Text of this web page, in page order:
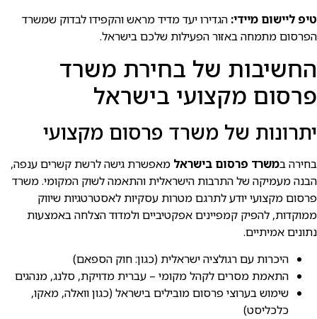
טיפ ליישום מיידי: הגדירו יעד מדיד מראש והקפידו לבדוק שמשרד
הפרסום מתמחה באזור הפעילות שלכם בישראל.
החשיבות של בחירת משרד
פרסום מקצועי בישראל
יתרונות של משרד פרסום מקצועי
בחירה במשרד פרסום בישראל מאפשרת גישה לרשת קשרים ענפה,
הבנה מעמיקה של התרבות הישראלית והתאמה לשוק המקומי. משרד
פרסום מקצועי יודע לתרגם מטרות עסקיות לאסטרטגיות שיווק
ממוקדות, להפיק קמפיינים אפקטיביים ולמדוד הצלחה באמצעות
נתונים אמיתיים.
היכרות עם רגולציה ישראלית (כגון: חוק הספאם)
התאמת מסרים לקהל מקומי – עברית מדויקת, סלנג, מנהגים
שימוש בערוצי פרסום מובילים בישראל (כגון וואלה, מאקו,
כלכליסט)